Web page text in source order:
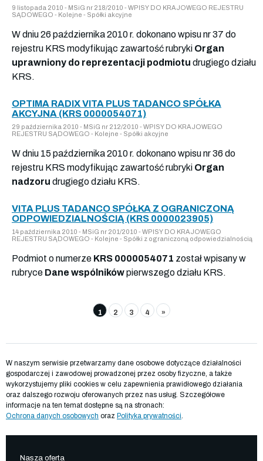
9 listopada 2010 - MSiG nr 218/2010 - WPISY DO KRAJOWEGO REJESTRU
SĄDOWEGO - Kolejne - Spółki akcyjne
W dniu 26 października 2010 r. dokonano wpisu nr 37 do
rejestru KRS modyfikując zawartość rubryki Organ
uprawniony do reprezentacji podmiotu drugiego działu
KRS.
OPTIMA RADIX VITA PLUS TADANCO SPÓŁKA
AKCYJNA (KRS 0000054071)
29 października 2010 - MSiG nr 212/2010 - WPISY DO KRAJOWEGO
REJESTRU SĄDOWEGO - Kolejne - Spółki akcyjne
W dniu 15 października 2010 r. dokonano wpisu nr 36 do
rejestru KRS modyfikując zawartość rubryki Organ
nadzoru drugiego działu KRS.
VITA PLUS TADANCO SPÓŁKA Z OGRANICZONĄ
ODPOWIEDZIALNOŚCIĄ (KRS 0000023905)
14 października 2010 - MSiG nr 201/2010 - WPISY DO KRAJOWEGO
REJESTRU SĄDOWEGO - Kolejne - Spółki z ograniczoną odpowiedzialnością
Podmiot o numerze KRS 0000054071 został wpisany w
rubryce Dane wspólnikówpierwszego działu KRS.
1 2 3 4 »
W naszym serwisie przetwarzamy dane osobowe dotyczące działalności
gospodarczej i zawodowej prowadzonej przez osoby fizyczne, a także
wykorzystujemy pliki cookies w celu zapewnienia prawidłowego działania
oraz dalszego rozwoju oferowanych przez nas usług. Szczegółowe
informacje na ten temat dostępne są na stronach:
Ochrona danych osobowych oraz Polityka prywatności
Nasza oferta